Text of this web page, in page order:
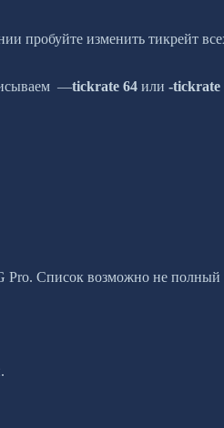
пробуйте изменить тикрейт
—tickrate 64 или -tickrate
Список возможно не полный